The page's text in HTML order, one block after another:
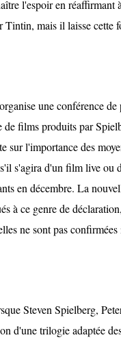
l'espoir en réaffirmant
Tintin, mais il laisse cette
une conférence de
films produits par
sur l'importance des
s'agira d'un film live ou
en décembre. La
à ce genre de
ne sont pas
Steven Spielberg,
d'une trilogie adaptée